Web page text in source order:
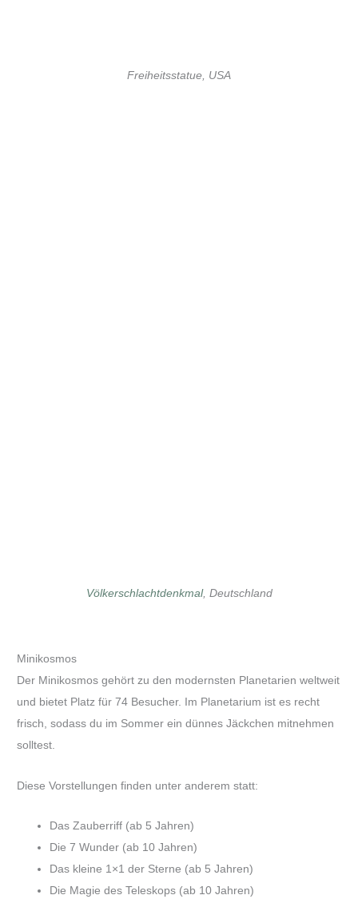
Freiheitsstatue, USA
Völkerschlachtdenkmal, Deutschland
Minikosmos
Der Minikosmos gehört zu den modernsten Planetarien weltweit
und bietet Platz für 74 Besucher. Im Planetarium ist es recht
frisch, sodass du im Sommer ein dünnes Jäckchen mitnehmen
solltest.
Diese Vorstellungen finden unter anderem statt:
Das Zauberriff (ab 5 Jahren)
Die 7 Wunder (ab 10 Jahren)
Das kleine 1×1 der Sterne (ab 5 Jahren)
Die Magie des Teleskops (ab 10 Jahren)